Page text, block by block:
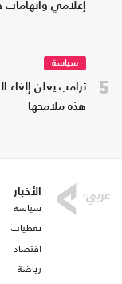
إعلامي واتهامات
5
سياسة
ترامب يعلن إلغاء
هذه ملامحها
الأخبار
سياسة
تغطيات
اقتصاد
رياضة